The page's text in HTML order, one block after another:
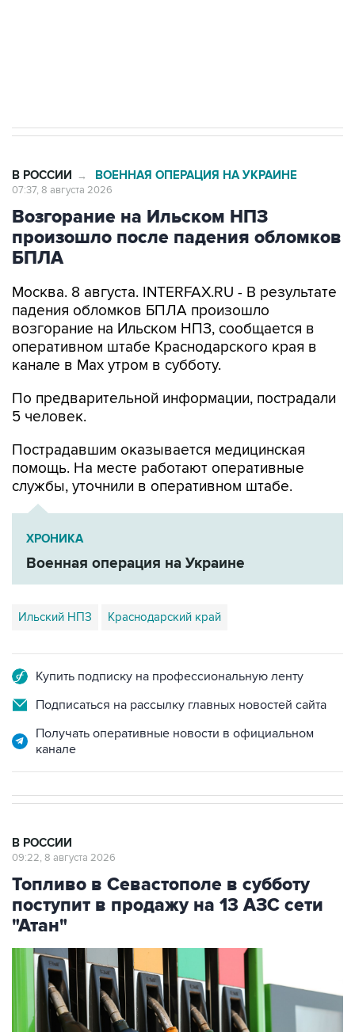
В РОССИИ → ВОЕННАЯ ОПЕРАЦИЯ НА УКРАИНЕ
07:37, 8 августа 2026
Возгорание на Ильском НПЗ
произошло после падения обломков
БПЛА
Москва. 8 августа. INTERFAX.RU - В результате
падения обломков БПЛА произошло
возгорание на Ильском НПЗ, сообщается в
оперативном штабе Краснодарского края в
канале в Max утром в субботу.
По предварительной информации, пострадали
5 человек.
Пострадавшим оказывается медицинская
помощь. На месте работают оперативные
службы, уточнили в оперативном штабе.
ХРОНИКА
Военная операция на Украине
Ильский НПЗ Краснодарский край
Купить подписку на профессиональную ленту
Подписаться на рассылку главных новостей сайта
Получать оперативные новости в официальном
канале
В РОССИИ
09:22, 8 августа 2026
Топливо в Севастополе в субботу
поступит в продажу на 13 АЗС сети
"Атан"